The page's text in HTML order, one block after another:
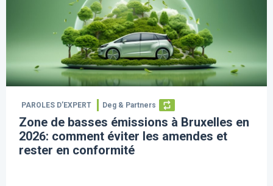
PAROLES D’EXPERT Deg & Partners
Zone de basses émissions à Bruxelles en
2026: comment éviter les amendes et
rester en conformité